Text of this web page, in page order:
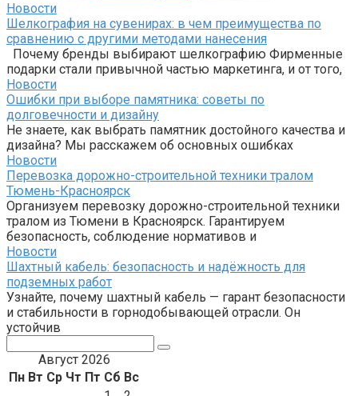
Новости
Шелкография на сувенирах: в чем преимущества по
сравнению с другими методами нанесения
Почему бренды выбирают шелкографию Фирменные
подарки стали привычной частью маркетинга, и от того,
Новости
Ошибки при выборе памятника: советы по
долговечности и дизайну
Не знаете, как выбрать памятник достойного качества и
дизайна? Мы расскажем об основных ошибках
Новости
Перевозка дорожно-строительной техники тралом
Тюмень-Красноярск
Организуем перевозку дорожно-строительной техники
тралом из Тюмени в Красноярск. Гарантируем
безопасность, соблюдение нормативов и
Новости
Шахтный кабель: безопасность и надёжность для
подземных работ
Узнайте, почему шахтный кабель — гарант безопасности
и стабильности в горнодобывающей отрасли. Он
устойчив
Август 2026
Пн Вт Ср Чт Пт Сб Вс